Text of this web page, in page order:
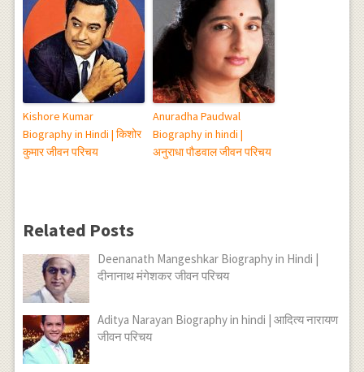
Kishore Kumar
Biography in Hindi | किशोर
कुमार जीवन परिचय
Anuradha Paudwal
Biography in hindi |
अनुराधा पौडवाल जीवन परिचय
Related Posts
Deenanath Mangeshkar Biography in Hindi |
दीनानाथ मंगेशकर जीवन परिचय
Aditya Narayan Biography in hindi | आदित्य नारायण
जीवन परिचय